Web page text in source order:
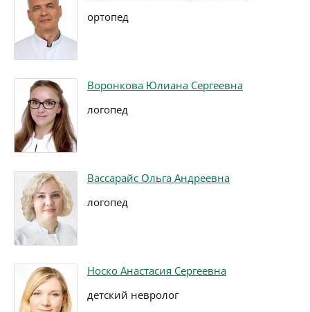
ортопед
Воронкова Юлиана Сергеевна
логопед
Вассарайс Ольга Андреевна
логопед
Носко Анастасия Сергеевна
детский невролог